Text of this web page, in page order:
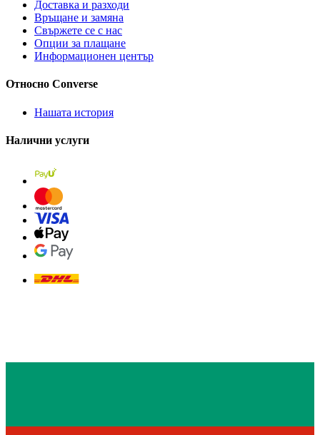
Доставка и разходи
Връщане и замяна
Свържете се с нас
Опции за плащане
Информационен център
Относно Converse
Нашата история
Налични услуги